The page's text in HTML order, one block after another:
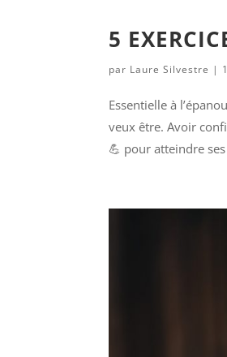
5
par Laure Silvestre |
Essentielle à
veux être. Avoir
💪 pour atteindre